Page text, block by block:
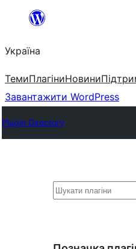
Перейти
вмісту
Україна
ТемиПлагіниНовини
Завантажити WordPress
Plugin Directory
Пошук